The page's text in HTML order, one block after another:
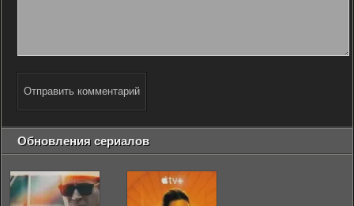
Отправить комментарий
Обновления сериалов